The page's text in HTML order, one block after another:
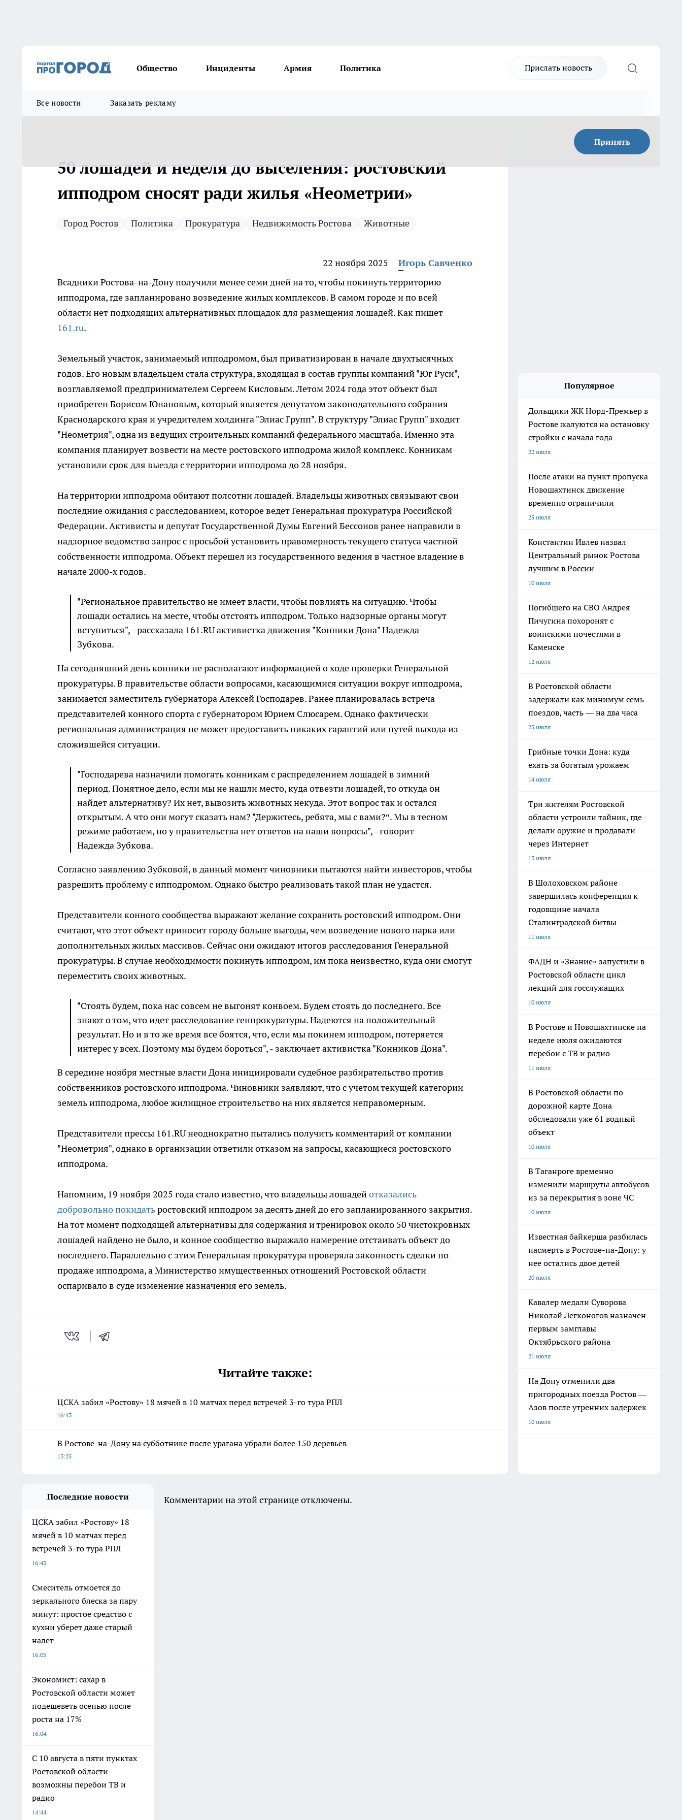
Общество Инциденты Армия Политика Прислать новость
Все новости Заказать рекламу
Принять
50 лошадей и неделя до выселения: ростовский
ипподром сносят ради жилья «Неометрии»
Город Ростов Политика Прокуратура Недвижимость Ростова Животные
22 ноября 2025
Игорь Савченко
Всадники Ростова-на-Дону получили менее семи дней на то, чтобы покинуть территорию
ипподрома, где запланировано возведение жилых комплексов. В самом городе и по всей
области нет подходящих альтернативных площадок для размещения лошадей. Как пишет
161.ru.
Земельный участок, занимаемый ипподромом, был приватизирован в начале двухтысячных
годов. Его новым владельцем стала структура, входящая в состав группы компаний "Юг Руси",
возглавляемой предпринимателем Сергеем Кисловым. Летом 2024 года этот объект был
приобретен Борисом Юнановым, который является депутатом законодательного собрания
Краснодарского края и учредителем холдинга "Элиас Групп". В структуру "Элиас Групп" входит
"Неометрия", одна из ведущих строительных компаний федерального масштаба. Именно эта
компания планирует возвести на месте ростовского ипподрома жилой комплекс. Конникам
установили срок для выезда с территории ипподрома до 28 ноября.
На территории ипподрома обитают полсотни лошадей. Владельцы животных связывают свои
последние ожидания с расследованием, которое ведет Генеральная прокуратура Российской
Федерации. Активисты и депутат Государственной Думы Евгений Бессонов ранее направили в
надзорное ведомство запрос с просьбой установить правомерность текущего статуса частной
собственности ипподрома. Объект перешел из государственного ведения в частное владение в
начале 2000-х годов.
"Региональное правительство не имеет власти, чтобы повлиять на ситуацию. Чтобы
лошади остались на месте, чтобы отстоять ипподром. Только надзорные органы могут
вступиться", - рассказала 161.RU активистка движения "Конники Дона" Надежда
Зубкова.
На сегодняшний день конники не располагают информацией о ходе проверки Генеральной
прокуратуры. В правительстве области вопросами, касающимися ситуации вокруг ипподрома,
занимается заместитель губернатора Алексей Господарев. Ранее планировалась встреча
представителей конного спорта с губернатором Юрием Слюсарем. Однако фактически
региональная администрация не может предоставить никаких гарантий или путей выхода из
сложившейся ситуации.
"Господарева назначили помогать конникам с распределением лошадей в зимний
период. Понятное дело, если мы не нашли место, куда отвезти лошадей, то откуда он
найдет альтернативу? Их нет, вывозить животных некуда. Этот вопрос так и остался
открытым. А что они могут сказать нам? "Держитесь, ребята, мы с вами?“. Мы в тесном
режиме работаем, но у правительства нет ответов на наши вопросы", - говорит
Надежда Зубкова.
Согласно заявлению Зубковой, в данный момент чиновники пытаются найти инвесторов, чтобы
разрешить проблему с ипподромом. Однако быстро реализовать такой план не удастся.
Представители конного сообщества выражают желание сохранить ростовский ипподром. Они
считают, что этот объект приносит городу больше выгоды, чем возведение нового парка или
дополнительных жилых массивов. Сейчас они ожидают итогов расследования Генеральной
прокуратуры. В случае необходимости покинуть ипподром, им пока неизвестно, куда они смогут
переместить своих животных.
"Стоять будем, пока нас совсем не выгонят конвоем. Будем стоять до последнего. Все
знают о том, что идет расследование генпрокуратуры. Надеются на положительный
результат. Но и в то же время все боятся, что, если мы покинем ипподром, потеряется
интерес у всех. Поэтому мы будем бороться", - заключает активистка "Конников Дона".
В середине ноября местные власти Дона инициировали судебное разбирательство против
собственников ростовского ипподрома. Чиновники заявляют, что с учетом текущей категории
земель ипподрома, любое жилищное строительство на них является неправомерным.
Представители прессы 161.RU неоднократно пытались получить комментарий от компании
"Неометрия", однако в организации ответили отказом на запросы, касающиеся ростовского
ипподрома.
Напомним, 19 ноября 2025 года стало известно, что владельцы лошадейотказались
добровольно покидатьростовский ипподром за десять дней до его запланированного закрытия.
На тот момент подходящей альтернативы для содержания и тренировок около 50 чистокровных
лошадей найдено не было, и конное сообщество выражало намерение отстаивать объект до
последнего. Параллельно с этим Генеральная прокуратура проверяла законность сделки по
продаже ипподрома, а Министерство имущественных отношений Ростовской области
оспаривало в суде изменение назначения его земель.
Читайте также:
ЦСКА забил «Ростову» 18 мячей в 10 матчах перед встречей 3-го тура РПЛ
16:43
В Ростове-на-Дону на субботнике после урагана убрали более 150 деревьев
13:25
Популярное
Дольщики ЖК Норд-Премьер в
Ростове жалуются на остановку
стройки с начала года
22 июля
После атаки на пункт пропуска
Новошахтинск движение
временно ограничили
25 июля
Константин Ивлев назвал
Центральный рынок Ростова
лучшим в России
10 июля
Погибшего на СВО Андрея
Пичугина похоронят с
воинскими почестями в
Каменске
12 июля
В Ростовской области
задержали как минимум семь
поездов, часть — на два часа
25 июля
Грибные точки Дона: куда
ехать за богатым урожаем
14 июля
Три жителям Ростовской
области устроили тайник, где
делали оружие и продавали
через Интернет
13 июля
В Шолоховском районе
завершилась конференция к
годовщине начала
Сталинградской битвы
11 июля
ФАДН и «Знание» запустили в
Ростовской области цикл
лекций для госслужащих
10 июля
В Ростове и Новошахтинске на
неделе июля ожидаются
перебои с ТВ и радио
11 июля
В Ростовской области по
дорожной карте Дона
обследовали уже 61 водный
объект
10 июля
В Таганроге временно
изменили маршруты автобусов
из за перекрытия в зоне ЧС
10 июля
Известная байкерша разбилась
насмерть в Ростове-на-Дону: у
нее остались двое детей
20 июля
Кавалер медали Суворова
Николай Легконогов назначен
первым замглавы
Октябрьского района
21 июля
На Дону отменили два
пригородных поезда Ростов —
Азов после утренних задержек
10 июля
Последние новости
ЦСКА забил «Ростову» 18
мячей в 10 матчах перед
встречей 3-го тура РПЛ
16:43
Смеситель отмоется до
зеркального блеска за пару
минут: простое средство с
кухни уберет даже старый
налет
16:05
Экономист: сахар в
Ростовской области может
подешеветь осенью после
роста на 17%
16:04
С 10 августа в пяти пунктах
Ростовской области
возможны перебои ТВ и
радио
14:44
Комментарии на этой странице отключены.